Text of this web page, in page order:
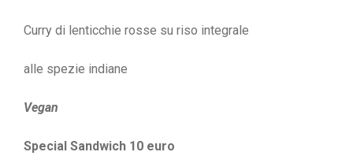
Curry di lenticchie rosse su riso integrale
alle spezie indiane
Vegan
Special Sandwich 10 euro